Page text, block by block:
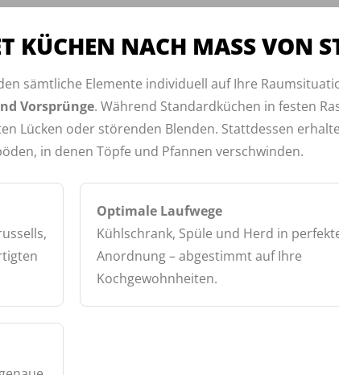
KÜCHEN NACH MASS VON
sämtliche Elemente individuell auf Ihre
Vorsprünge. Während Standardküchen in festen
Lücken oder störenden Blenden. Stattdessen
in denen Töpfe und Pfannen verschwinden.
Optimale Laufwege
Kühlschrank, Spüle und Herd in
Anordnung – abgestimmt auf Ihre
Kochgewohnheiten.